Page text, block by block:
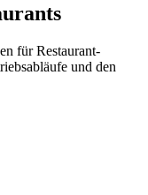
für Restaurant-
und den